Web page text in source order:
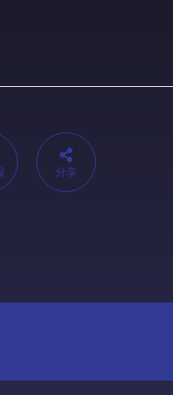
分享